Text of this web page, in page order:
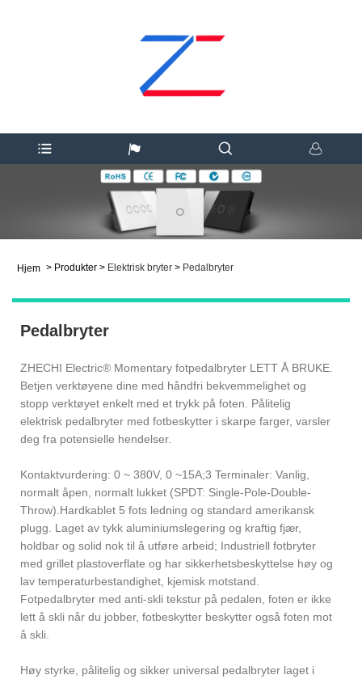
Hjem > Produkter > Elektrisk bryter > Pedalbryter
Pedalbryter
ZHECHI Electric® Momentary fotpedalbryter LETT Å BRUKE.
Betjen verktøyene dine med håndfri bekvemmelighet og
stopp verktøyet enkelt med et trykk på foten. Pålitelig
elektrisk pedalbryter med fotbeskytter i skarpe farger, varsler
deg fra potensielle hendelser.
Kontaktvurdering: 0 ~ 380V, 0 ~15A;3 Terminaler: Vanlig,
normalt åpen, normalt lukket (SPDT: Single-Pole-Double-
Throw).Hardkablet 5 fots ledning og standard amerikansk
plugg. Laget av tykk aluminiumslegering og kraftig fjær,
holdbar og solid nok til å utføre arbeid; Industriell fotbryter
med grillet plastoverflate og har sikkerhetsbeskyttelse høy og
lav temperaturbestandighet, kjemisk motstand.
Fotpedalbryter med anti-skli tekstur på pedalen, foten er ikke
lett å skli når du jobber, fotbeskytter beskytter også foten mot
å skli.
Høy styrke, pålitelig og sikker universal pedalbryter laget i